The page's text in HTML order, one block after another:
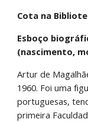
Cota na
Esboço
(nascimento,
Artur de
1960. Foi uma
portuguesas,
primeira